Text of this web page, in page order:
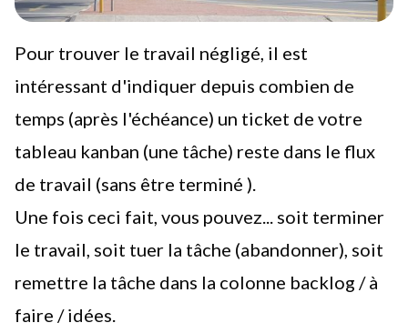
Pour trouver le travail négligé, il est
intéressant d'indiquer depuis combien de
temps (après l'échéance) un ticket de votre
tableau kanban (une tâche) reste dans le flux
de travail (sans être terminé ).
Une fois ceci fait, vous pouvez... soit terminer
le travail, soit tuer la tâche (abandonner), soit
remettre la tâche dans la colonne backlog / à
faire / idées.